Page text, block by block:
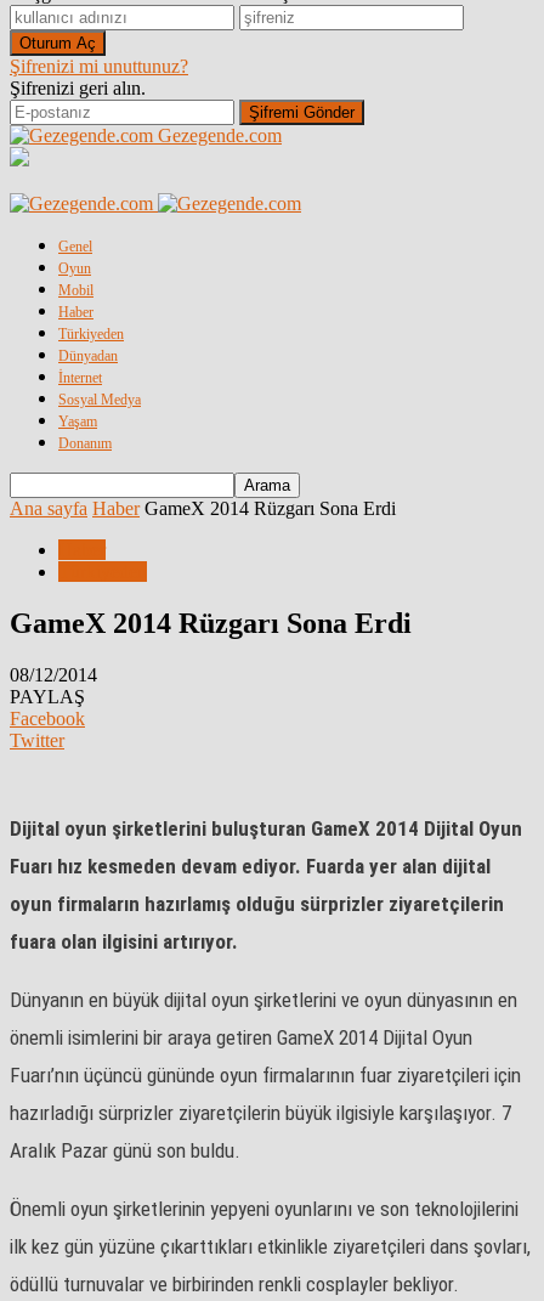
Şifrenizi mi unuttunuz?
Şifrenizi geri alın.
Gezegende.com
Genel
Oyun
Mobil
Haber
Türkiyeden
Dünyadan
İnternet
Sosyal Medya
Yaşam
Donanım
Ana sayfa Haber GameX 2014 Rüzgarı Sona Erdi
GameX 2014 Rüzgarı Sona Erdi
08/12/2014
PAYLAŞ
Facebook
Twitter
Dijital oyun şirketlerini buluşturan GameX 2014 Dijital Oyun
Fuarı hız kesmeden devam ediyor. Fuarda yer alan dijital
oyun firmaların hazırlamış olduğu sürprizler ziyaretçilerin
fuara olan ilgisini artırıyor.
Dünyanın en büyük dijital oyun şirketlerini ve oyun dünyasının en
önemli isimlerini bir araya getiren GameX 2014 Dijital Oyun
Fuarı’nın üçüncü gününde oyun firmalarının fuar ziyaretçileri için
hazırladığı sürprizler ziyaretçilerin büyük ilgisiyle karşılaşıyor. 7
Aralık Pazar günü son buldu.
Önemli oyun şirketlerinin yepyeni oyunlarını ve son teknolojilerini
ilk kez gün yüzüne çıkarttıkları etkinlikle ziyaretçileri dans şovları,
ödüllü turnuvalar ve birbirinden renkli cosplayler bekliyor.